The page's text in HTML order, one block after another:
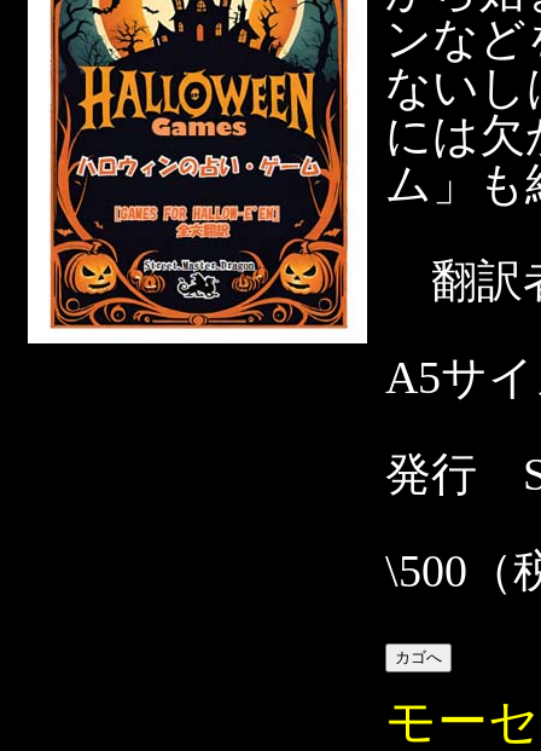
ンな
ないし
には欠
ム」も
翻訳
A5サ
発行
\500（
モー